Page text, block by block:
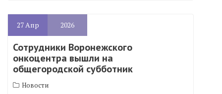
27Апр 2026
Сотрудники Воронежского
онкоцентра вышли на
общегородской субботник
Новости